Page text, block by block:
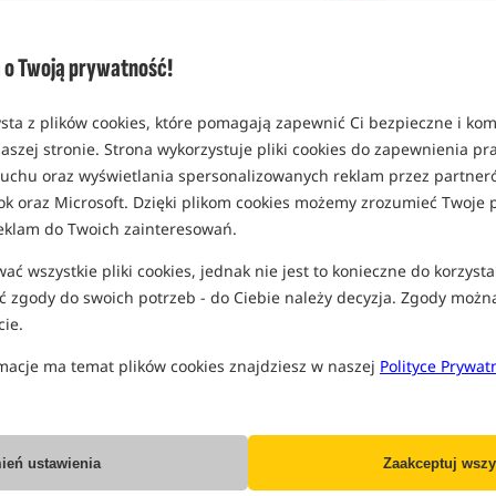
o Twoją prywatność!
z plików cookies, które pomagają zapewnić Ci bezpieczne i
stronie. Strona wykorzystuje pliki cookies do zapewnienia
oraz wyświetlania spersonalizowanych reklam przez
oraz Microsoft. Dzięki plikom cookies możemy zrozumieć Twoje
do Twoich zainteresowań.
wszystkie pliki cookies, jednak nie jest to konieczne do
zgody do swoich potrzeb - do Ciebie należy decyzja. Zgody
ma temat plików cookies znajdziesz w naszej Polityce
ustawienia Zaakceptuj
Matrix Ethos XL EVA Net
328,49PLN
Cena kat.:359,99/ -9%
Min. cena z 30 dni przed
Strzałówka z materiału mono
79,95PLN
otrzymujesz0,69 pkt
Promocja Promocja